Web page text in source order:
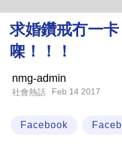
理
財
科
求婚鑽戒冇一
㗎！！！
nmg-admin
社會熱話 Feb 14 2017
Facebook